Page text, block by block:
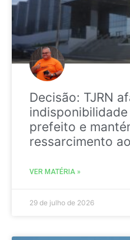
Decisão: TJRN
prefeito e
ressarcimento
VER MATÉRIA »
29 de julho de 2026